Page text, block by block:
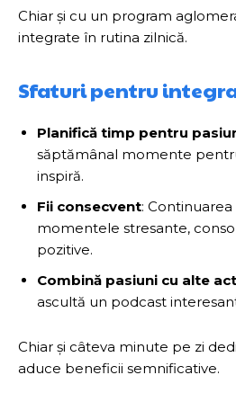
Chiar și cu un program
integrate în rutina zilnică.
Sfaturi pentru
Planifică timp pentru
săptămânal momente
inspiră.
Fii consecvent:
momentele stresante,
pozitive.
Combină pasiuni cu alte
ascultă un podcast
Chiar și câteva minute pe zi
aduce beneficii semnificative.